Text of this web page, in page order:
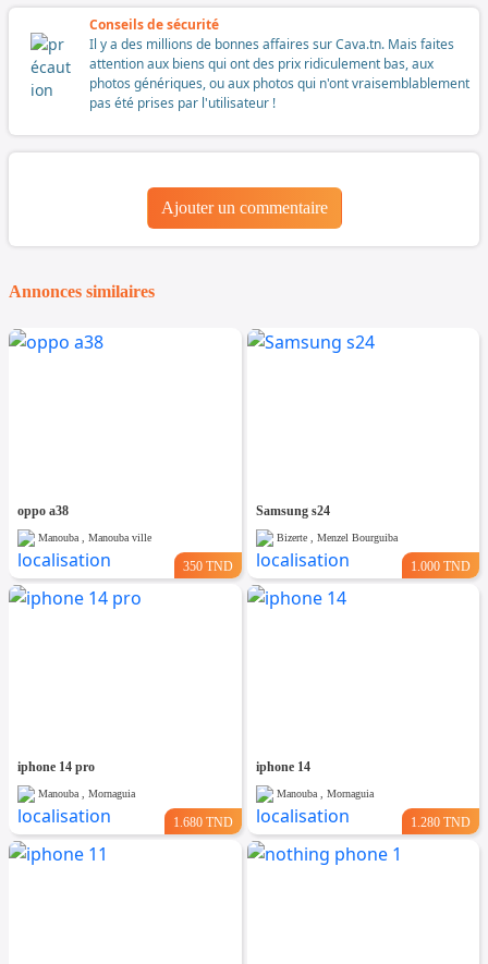
Conseils de sécurité
Il y a des millions de bonnes affaires sur Cava.tn. Mais faites
attention aux biens qui ont des prix ridiculement bas, aux
photos génériques, ou aux photos qui n'ont vraisemblablement
pas été prises par l'utilisateur !
Ajouter un commentaire
Annonces similaires
oppo a38
Manouba , Manouba ville
350 TND
Samsung s24
Bizerte , Menzel Bourguiba
1.000 TND
iphone 14 pro
Manouba , Mornaguia
1.680 TND
iphone 14
Manouba , Mornaguia
1.280 TND